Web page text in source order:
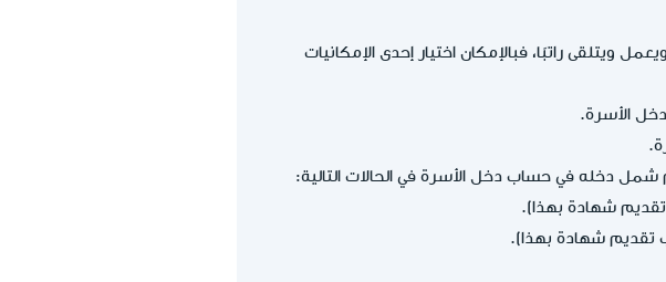
ولد في الأسرة يبلغ من العمر 18 عامًا ولم يبلغ 21 عامًا ويعمل ويتلقى راتبًا، فبالإمكان اختيار إحدى الإمكانيات
الأسرة.
دخله في حساب دخل الأسرة في الحالات التالية:
شهادة بهذا).
تقديم شهادة بهذا).